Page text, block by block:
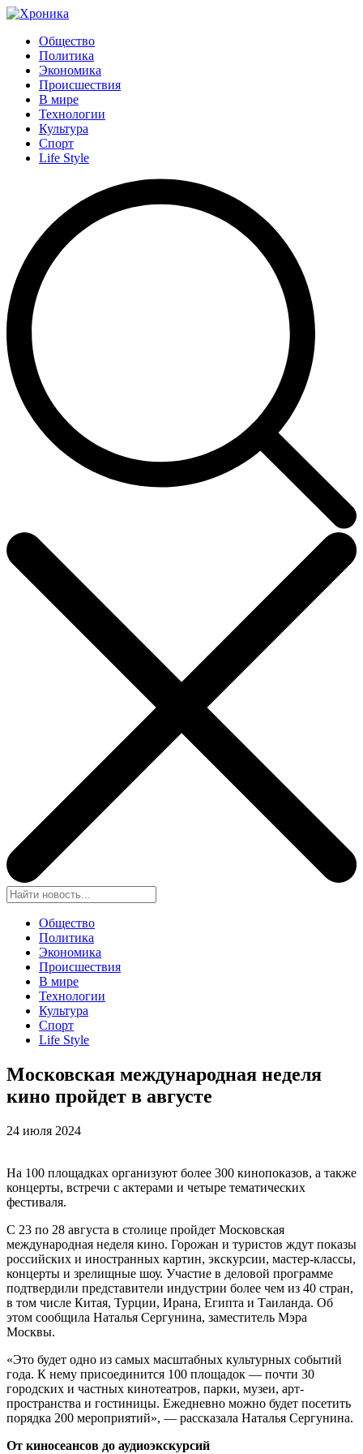
Общество
Политика
Экономика
Происшествия
В мире
Технологии
Культура
Спорт
Life Style
Общество
Политика
Экономика
Происшествия
В мире
Технологии
Культура
Спорт
Life Style
Московская международная неделя
кино пройдет в августе
24 июля 2024
На 100 площадках организуют более 300 кинопоказов, а также
концерты, встречи с актерами и четыре тематических
фестиваля.
С 23 по 28 августа в столице пройдет Московская
международная неделя кино. Горожан и туристов ждут показы
российских и иностранных картин, экскурсии, мастер-классы,
концерты и зрелищные шоу. Участие в деловой программе
подтвердили представители индустрии более чем из 40 стран,
в том числе Китая, Турции, Ирана, Египта и Таиланда. Об
этом сообщила Наталья Сергунина, заместитель Мэра
Москвы.
«Это будет одно из самых масштабных культурных событий
года. К нему присоединится 100 площадок — почти 30
городских и частных кинотеатров, парки, музеи, арт-
пространства и гостиницы. Ежедневно можно будет посетить
порядка 200 мероприятий», — рассказала Наталья Сергунина.
От киносеансов до аудиоэкскурсий